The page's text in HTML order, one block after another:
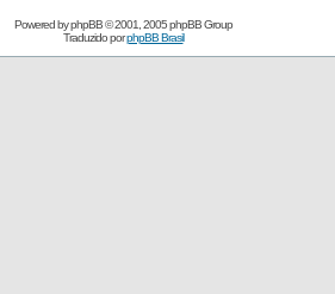
Powered byphpBB© 2001, 2005 phpBB Group
Traduzido porphpBB Brasil